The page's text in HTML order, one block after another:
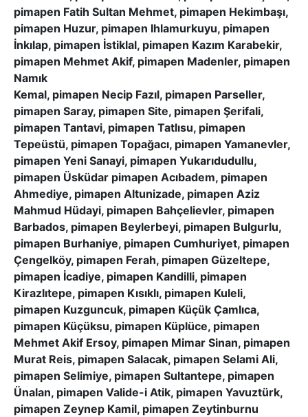
pimapen Fatih Sultan Mehmet, pimapen Hekimbaşı,
pimapen Huzur, pimapen Ihlamurkuyu, pimapen
İnkılap, pimapen İstiklal, pimapen Kazım Karabekir,
pimapen Mehmet Akif, pimapen Madenler, pimapen
Namık
Kemal, pimapen Necip Fazıl, pimapen Parseller,
pimapen Saray, pimapen Site, pimapen Şerifali,
pimapen Tantavi, pimapen Tatlısu, pimapen
Tepeüstü, pimapen Topağacı, pimapen Yamanevler,
pimapen Yeni Sanayi, pimapen Yukarıdudullu,
pimapen Üsküdar pimapen Acıbadem, pimapen
Ahmediye, pimapen Altunizade, pimapen Aziz
Mahmud Hüdayi, pimapen Bahçelievler, pimapen
Barbados, pimapen Beylerbeyi, pimapen Bulgurlu,
pimapen Burhaniye, pimapen Cumhuriyet, pimapen
Çengelköy, pimapen Ferah, pimapen Güzeltepe,
pimapen İcadiye, pimapen Kandilli, pimapen
Kirazlıtepe, pimapen Kısıklı, pimapen Kuleli,
pimapen Kuzguncuk, pimapen Küçük Çamlıca,
pimapen Küçüksu, pimapen Küplüce, pimapen
Mehmet Akif Ersoy, pimapen Mimar Sinan, pimapen
Murat Reis, pimapen Salacak, pimapen Selami Ali,
pimapen Selimiye, pimapen Sultantepe, pimapen
Ünalan, pimapen Valide-i Atik, pimapen Yavuztürk,
pimapen Zeynep Kamil, pimapen Zeytinburnu